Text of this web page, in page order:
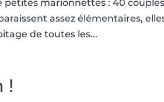
marionnettes : 40
assez élémentaires,
de toutes les...
!